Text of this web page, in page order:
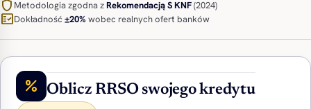
shield Metodologia zgodna zRekomendacją SKNF(2024)
fact_checkDokładność ±20% wobec realnych ofert banków
percent Oblicz RRSO swojego kredytu